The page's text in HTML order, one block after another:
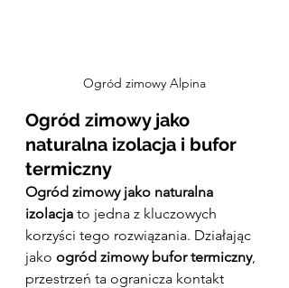
Ogród zimowy Alpina
Ogród zimowy jako
naturalna izolacja i bufor
termiczny
Ogród zimowy jako naturalna
izolacja to jedna z kluczowych
korzyści tego rozwiązania. Działając
jako ogród zimowy bufor termiczny,
przestrzeń ta ogranicza kontakt